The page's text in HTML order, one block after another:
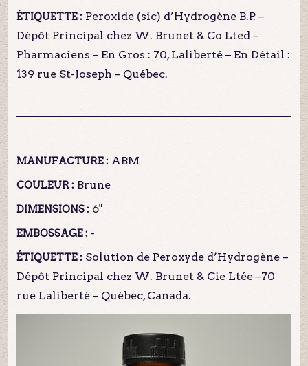
ÉTIQUETTE : Peroxide (sic) d’Hydrogène B.P. –
Dépôt Principal chez W. Brunet & Co Lted –
Pharmaciens – En Gros : 70, Laliberté – En Détail :
139 rue St-Joseph – Québec.
MANUFACTURE : ABM
COULEUR : Brune
DIMENSIONS : 6"
EMBOSSAGE : -
ÉTIQUETTE : Solution de Peroxyde d’Hydrogène –
Dépôt Principal chez W. Brunet & Cie Ltée –70
rue Laliberté – Québec, Canada.